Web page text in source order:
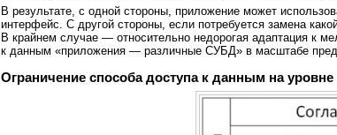
В результате, с одной стороны, приложение может
интерфейс. С другой стороны, если потребуется замена
В крайнем случае — относительно недорогая адаптация к
к данным «приложения — различные СУБД» в масштабе
Ограничение способа доступа к данным на